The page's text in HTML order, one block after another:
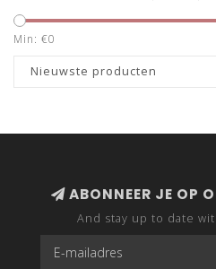
Min: €0
Nieuwste producten
ABONNEER JE OP
And stay up to date